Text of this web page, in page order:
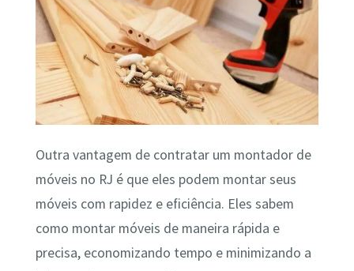
Outra vantagem de contratar um montador de
móveis no RJ é que eles podem montar seus
móveis com rapidez e eficiência. Eles sabem
como montar móveis de maneira rápida e
precisa, economizando tempo e minimizando a